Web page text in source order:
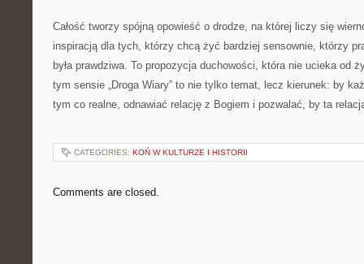
Całość tworzy spójną opowieść o drodze, na której liczy się
inspiracją dla tych, którzy chcą żyć bardziej sensownie, którzy
była prawdziwa. To propozycja duchowości, która nie ucieka od
tym sensie „Droga Wiary” to nie tylko temat, lecz kierunek: by
tym co realne, odnawiać relację z Bogiem i pozwalać, by ta
CATEGORIES: KOŃ W KULTURZE I HISTORII
Comments are closed.